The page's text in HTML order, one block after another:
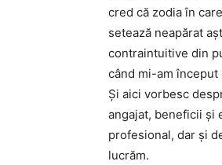
cred că zodia în
setează neapărat
contraintuitive din
când mi-am
Și aici vorbesc
angajat, beneficii și
profesional, dar și
lucrăm.